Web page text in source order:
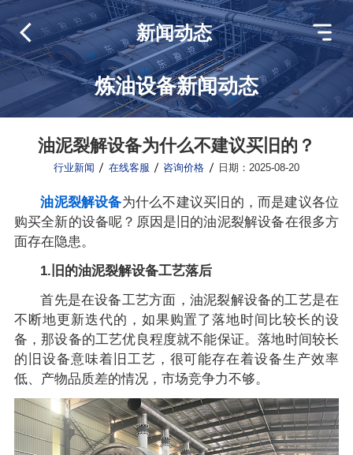
炼油设备新闻动态
新闻动态
油泥裂解设备为什么不建议买旧的？
行业新闻 在线客服 咨询价格 日期：2025-08-20
油泥裂解设备为什么不建议买旧的，而是建议各位
购买全新的设备呢？原因是旧的油泥裂解设备在很多方
面存在隐患。
1.旧的油泥裂解设备工艺落后
首先是在设备工艺方面，油泥裂解设备的工艺是在
不断地更新迭代的，如果购置了落地时间比较长的设
备，那设备的工艺优良程度就不能保证。落地时间较长
的旧设备意味着旧工艺，很可能存在着设备生产效率
低、产物品质差的情况，市场竞争力不够。